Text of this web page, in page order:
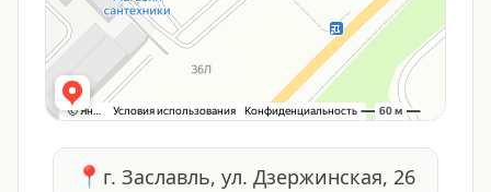
📍 г. Заславль, ул. Дзержинская, 26